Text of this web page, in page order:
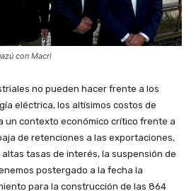
con Macri
no pueden hacer frente a los
eléctrica, los altísimos costos de
un contexto económico crítico frente a
de retenciones a las exportaciones,
tasas de interés, la suspensión de
postergado a la fecha la
para la construcción de las 864